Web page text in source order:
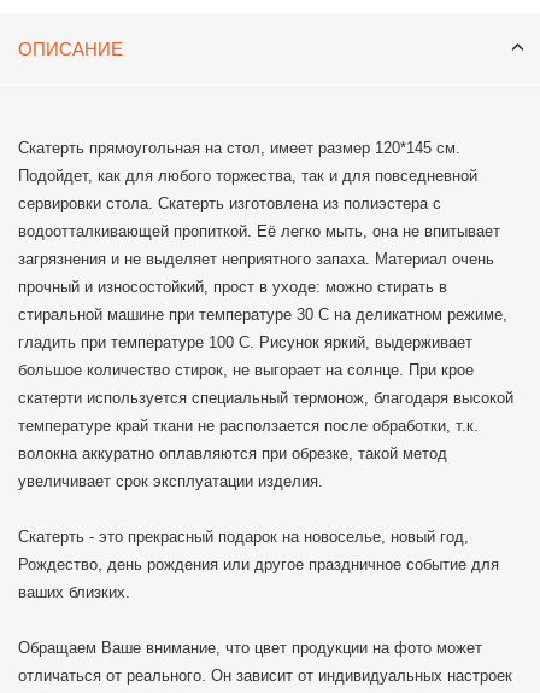
ОПИСАНИЕ
Скатерть прямоугольная на стол, имеет размер 120*145 см.
Подойдет, как для любого торжества, так и для повседневной
сервировки стола. Скатерть изготовлена из полиэстера с
водоотталкивающей пропиткой. Её легко мыть, она не впитывает
загрязнения и не выделяет неприятного запаха. Материал очень
прочный и износостойкий, прост в уходе: можно стирать в
стиральной машине при температуре 30 С на деликатном режиме,
гладить при температуре 100 С. Рисунок яркий, выдерживает
большое количество стирок, не выгорает на солнце. При крое
скатерти используется специальный термонож, благодаря высокой
температуре край ткани не расползается после обработки, т.к.
волокна аккуратно оплавляются при обрезке, такой метод
увеличивает срок эксплуатации изделия.
Скатерть - это прекрасный подарок на новоселье, новый год,
Рождество, день рождения или другое праздничное событие для
ваших близких.
Обращаем Ваше внимание, что цвет продукции на фото может
отличаться от реального. Он зависит от индивидуальных настроек